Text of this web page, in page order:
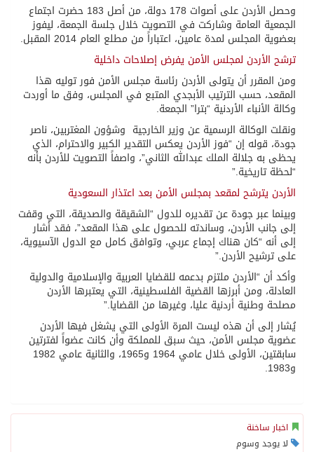
وحصل الأردن على أصوات 178 دولة، من أصل 183 حضرت اجتماع
الجمعية العامة وشاركت في التصويت خلال جلسة الجمعة، ليفوز
بعضوية المجلس لمدة عامين، اعتباراً من مطلع العام 2014 المقبل.
ترشح الأردن لمجلس الأمن يفرض إصلاحات داخلية
ومن المقرر أن يتولى الأردن رئاسة مجلس الأمن فور توليه هذا
المقعد، حسب الترتيب الأبجدي المتبع في المجلس، وفق ما أوردت
وكالة الأنباء الأردنية “بترا” الجمعة.
ونقلت الوكالة الرسمية عن وزير الخارجية وشؤون المغتربين، ناصر
جودة، قوله إن “فوز الأردن يعكس التقدير الكبير والاحترام، الذي
يحظى به جلالة الملك عبدالله الثاني”، واصفاً التصويت للأردن بأنه
“لحظة تاريخية.”
الأردن يترشح لمقعد بمجلس الأمن بعد اعتذار السعودية
وبينما عبر جودة عن تقديره للدول “الشقيقة والصديقة، التي وقفت
إلى جانب الأردن، وساندته للحصول على هذا المقعد”، فقد أشار
إلى أنه “كان هناك إجماع عربي، وتوافق كامل مع الدول الآسيوية،
على ترشيح الأردن.”
وأكد أن “الأردن ملتزم بدعمه للقضايا العربية والإسلامية والدولية
العادلة، ومن أبرزها القضية الفلسطينية، التي يعتبرها الأردن
مصلحة وطنية أردنية عليا، وغيرها من القضايا.”
يُشار إلى أن هذه ليست المرة الأولى التي يشغل فيها الأردن
عضوية مجلس الأمن، حيث سبق للمملكة وأن كانت عضواً لفترتين
سابقتين، الأولى خلال عامي 1964 و1965، والثانية عامي 1982
و1983.
اخبار ساخنة
لا يوجد وسوم